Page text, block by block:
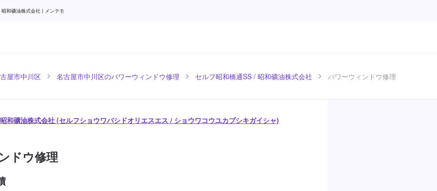
和礦油株式会社 | メンテモ
屋市中川区 名古屋市中川区のパワーウィンドウ修理 セルフ昭和橋通SS / 昭和礦油株式会社 パワーウィンドウ修理
和礦油株式会社 (セルフショウワバシドオリエスエス / ショウワコウユカブシキガイシャ)
ドウ修理